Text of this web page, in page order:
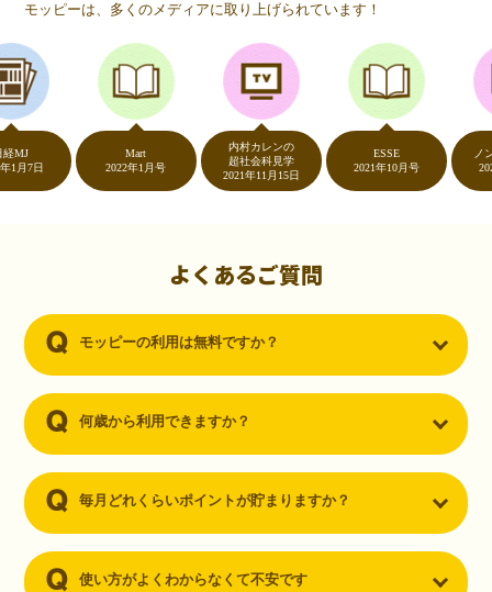
（20代・女性）
友達に勧められてモッピーをはじめました。空いた時間にスマホで買
い物をすることが多いのですが、モッピーを経由するだけでショップ
のポイントとモッピーのポイントが二重で貯まることを知り、ビック
リ…！いつものネットショッピングをモッピーを経由するだけでポイ
ントが貯まるなんて…もっと早く教えてほしかった～！貯まったポイ
ントはギフト券に交換して、プチ贅沢を楽しんでます♪
（30代・男性）
ーを知りました。クレジットカードを発行するだけでポイントが貯ま
るならと無料登録して、クレジットカードの発行やアプリダウンロー
モッピーは、多くのメディアに取り上げられています！
日
2022年1月号
内村カレンの
超社会科見学
2021年11月15日
2021年10月号
ノンスト
2020年5
よくあるご質問
モッピーの利用は無料ですか？
何歳から利用できますか？
毎月どれくらいポイントが貯まりますか？
使い方がよくわからなくて不安です